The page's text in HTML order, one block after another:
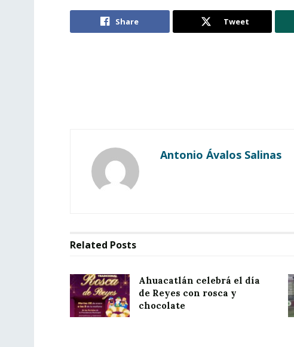
Share Tweet
Antonio Ávalos Salinas
Related Posts
Ahuacatlán celebrá el día
de Reyes con rosca y
chocolate